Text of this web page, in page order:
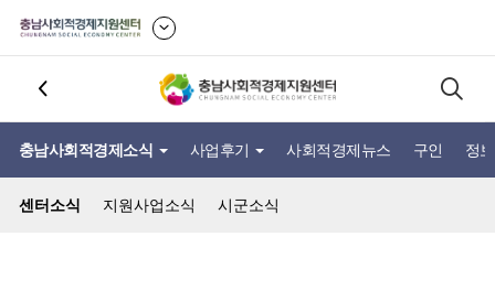
충남사회적경제소식 사업후기 사회적경제뉴스 구인 정
센터소식 지원사업소식 시군소식